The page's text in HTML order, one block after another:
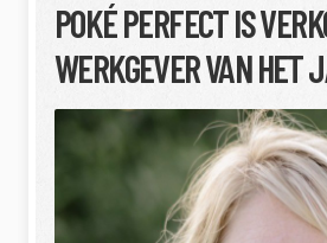
POKÉ PERFECT IS
WERKGEVER VAN HET